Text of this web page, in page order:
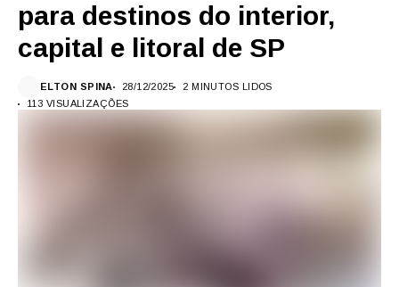
para destinos do interior,
capital e litoral de SP
ELTON SPINA 28/12/2025
2 MINUTOS LIDOS
113 VISUALIZAÇÕES